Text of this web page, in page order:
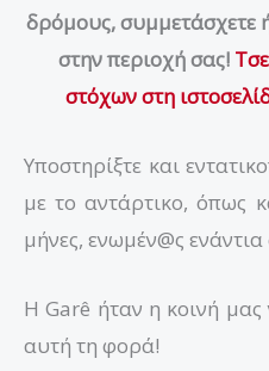
δρόμους, συμμετάσχετε
στην περιοχή σας!
στόχων στη
Υποστηρίξτε και
με το αντάρτικο, όπως
μήνες, ενωμέν@ς ενάντια
Η Garê ήταν η κοινή μας
αυτή τη φορά!